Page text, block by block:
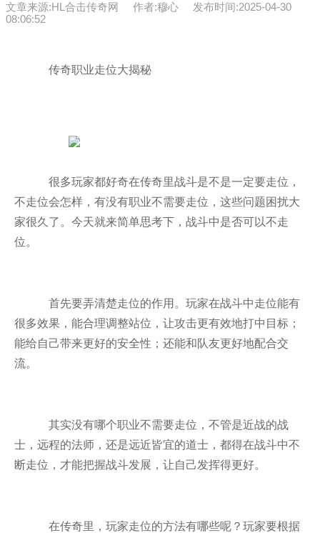
文章来源:HL合击传奇网 作者:穆心
发布时间:2025-04-30
08:06:52
传奇职业走位大揭秘
很多玩家都好奇在传奇里战斗是不是一定要走位，
不走位会怎样，有没有职业不需要走位，这些问题困扰大
家很久了。今天就来简单思考下，战斗中是否可以不走
位。
首先要弄清楚走位的作用。玩家在战斗中走位能有
很多效果，能合理调整站位，让攻击更有效地打中目标；
能给自己带来更好的安全性；还能和队友更好地配合交
流。
其实没有哪个职业不需要走位，不管是近战的战
士，远程的法师，还是远近皆宜的道士，都得在战斗中不
断走位，才能把握战斗发展，让自己发挥得更好。
在传奇里，玩家走位的方法有哪些呢？玩家要根据